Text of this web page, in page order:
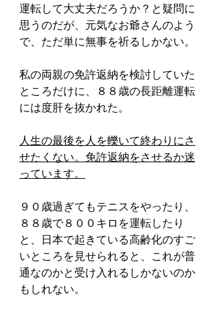
運転して大丈夫だろうか？と疑問に
思うのだが、元気なお爺さんのよう
で、ただ単に無事を祈るしかない。
私の両親の免許返納を検討していた
ところだけに、８８歳の長距離運転
には度肝を抜かれた。
人生の最後を人を轢いて終わりにさ
せたくない。免許返納をさせるか迷
っています。
９０歳過ぎてもテニスをやったり、
８８歳で８００キロを運転したり
と、日本で起きている高齢化のすご
いところを見せられると、これが普
通なのかと受け入れるしかないのか
もしれない。